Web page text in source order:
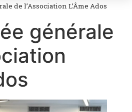
de l’Association L’Âme Ados
générale